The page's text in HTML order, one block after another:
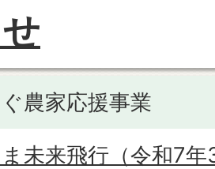
農家応援事業
未来飛行（令和7年